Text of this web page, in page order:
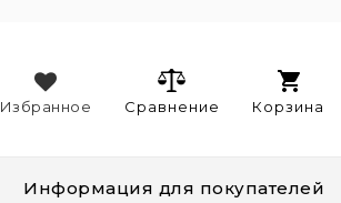
Корзина
Сравнение
Избранное
Информация для покупателей